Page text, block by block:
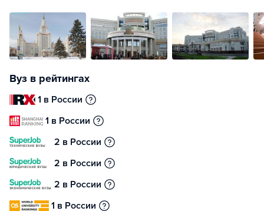
Вуз в рейтингах
1 в России
1 в России
2 в России
2 в России
2 в России
1 в России